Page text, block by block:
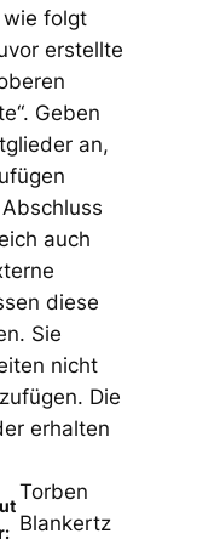
wie folgt
erstellte
Geben
an,
auch
diese
Sie
nicht
Die
erhalten
Torben
Blankertz